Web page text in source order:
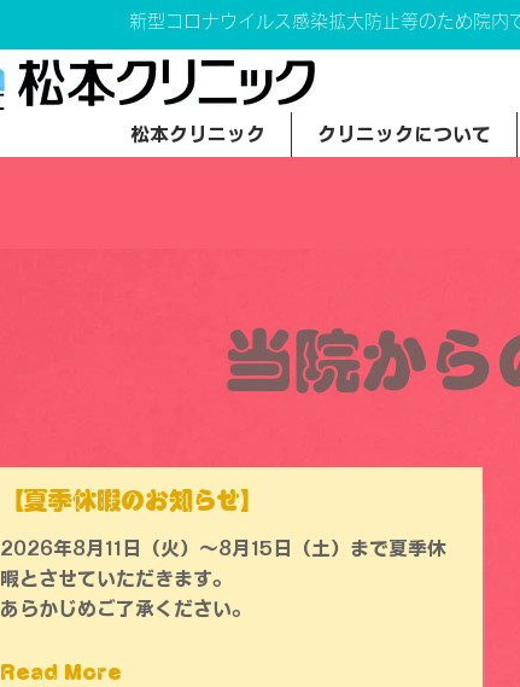
新型コロナウイルス感染拡大防止等のため院内
松本クリニック クリニックについて
当院から
【夏季休暇のお知らせ】
2026年8月11日（火）〜8月15日（土）まで夏季休
暇とさせていただきます。
あらかじめご了承ください。
Read More